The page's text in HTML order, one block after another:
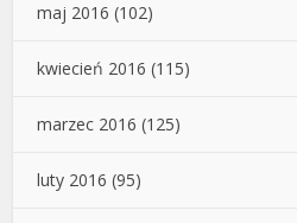
maj 2016 (102)
kwiecień 2016 (115)
marzec 2016 (125)
luty 2016 (95)